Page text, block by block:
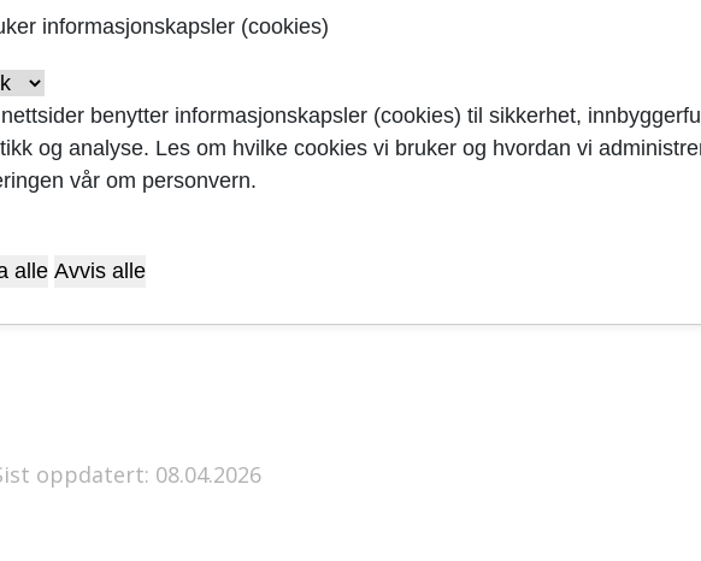
Plandokumenter
Prosjektets hjemmeside
Rogaland fylkeskommunePB
4001 Stavanger med kopi til
oppdatert: 08.04.2026
informasjonskapsler (cookies)
benytter informasjonskapsler (cookies) til sikkerhet,
og analyse. Les om hvilke cookies vi bruker og hvordan vi
vår om personvern.
alle Avvis alle